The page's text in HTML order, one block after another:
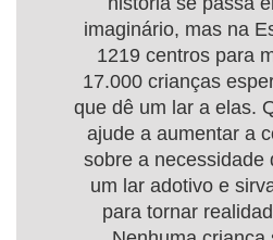
imaginário, mas na
1219 centros para
17.000 crianças
que dê um lar a elas.
ajude a aumentar a
sobre a necessidade
um lar adotivo e
para tornar